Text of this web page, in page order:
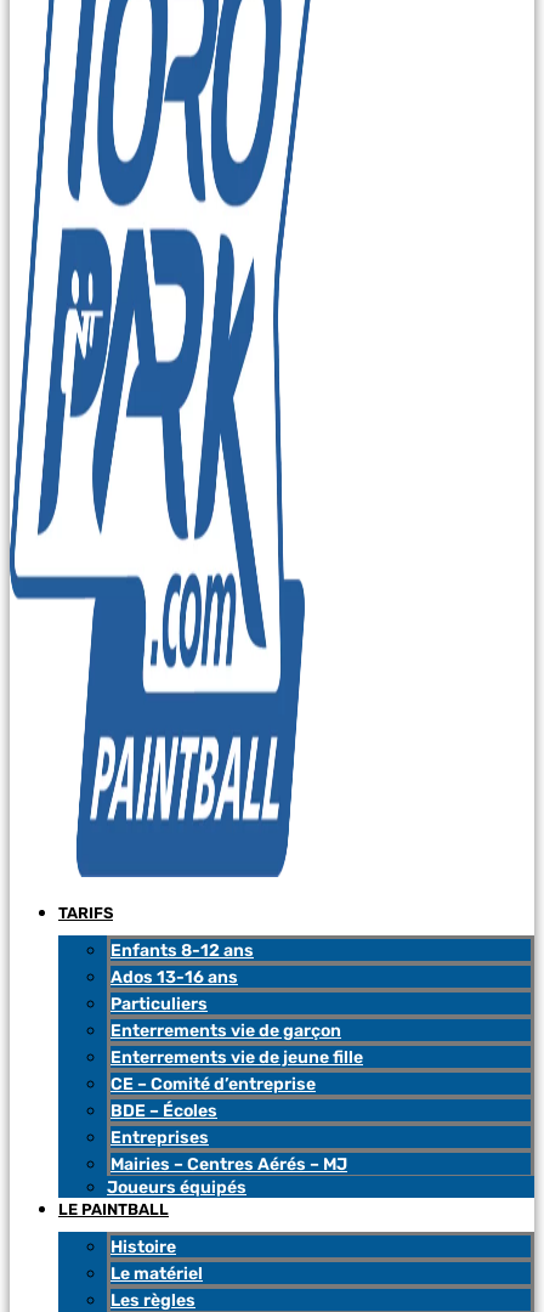
TARIFS
Enfants 8-12 ans
Ados 13-16 ans
Particuliers
Enterrements vie de garçon
Enterrements vie de jeune fille
CE – Comité d’entreprise
BDE – Écoles
Entreprises
Mairies – Centres Aérés – MJ
Joueurs équipés
LE PAINTBALL
Histoire
Le matériel
Les règles